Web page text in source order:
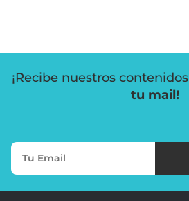
¡Recibe nuestros contenidos
tu mail!